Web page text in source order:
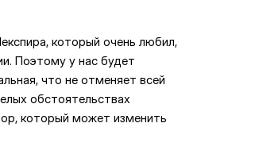
который очень любил,
Поэтому у нас будет
что не отменяет всей
обстоятельствах
который может изменить